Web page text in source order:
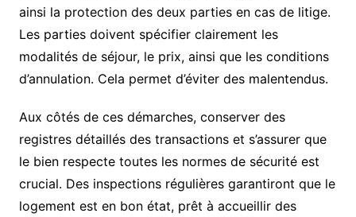
ainsi la protection des deux parties en cas de litige.
Les parties doivent spécifier clairement les
modalités de séjour, le prix, ainsi que les conditions
d’annulation. Cela permet d’éviter des malentendus.
Aux côtés de ces démarches, conserver des
registres détaillés des transactions et s’assurer que
le bien respecte toutes les normes de sécurité est
crucial. Des inspections régulières garantiront que le
logement est en bon état, prêt à accueillir des